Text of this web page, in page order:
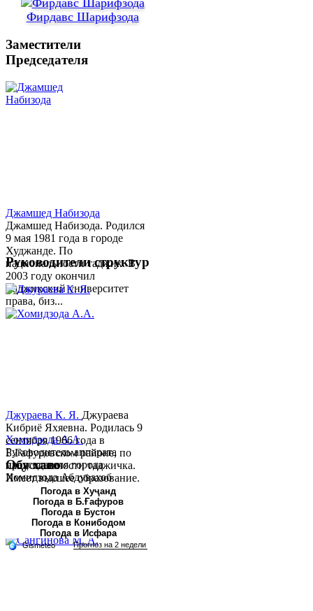
Фирдавс Шарифзода
Заместители
Председателя
Джамшед Набизода
Джамшед Набизода. Родился
9 мая 1981 года в городе
Худжанде. По
национальности таджик. В
2003 году окончил
Таджикский университет
права, биз...
Хомидзода А.А.
Руководитель аппарата
председателя города
Хомидзода Абдувахоб
Абдумаджид родился 8
июня 1978 года в городе
Худжанде. По
национальности...
Руководители структур
Джураева К. Я. Джураева
Кибриё Яхяевна. Родилась 9
сентября 1966 года в
Б.Гафуровском районе, по
национальности таджичка.
Имеет высшее образование.
В 1997 ...
Обу хаво
Погода в Хуҷанд
Погода в Б.Ғафуров
Погода в Бустон
Погода в Конибодом
Погода в Исфара